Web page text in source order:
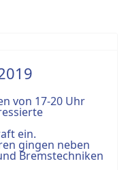
von 17-20 Uhr
ein.
gingen neben
Bremstechniken